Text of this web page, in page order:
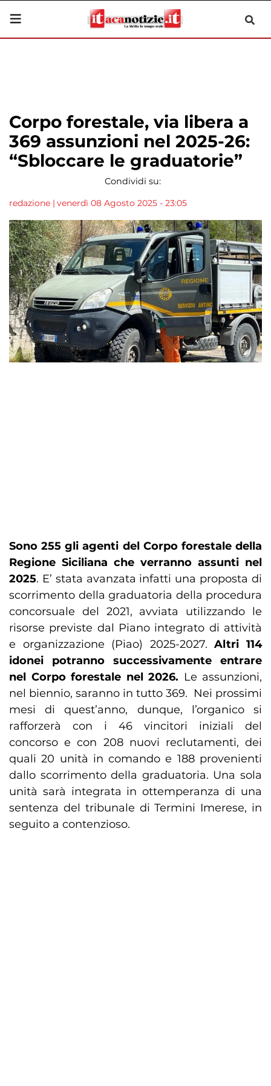
Corpo forestale, via libera a
369 assunzioni nel 2025-26:
“Sbloccare le graduatorie”
Condividi su:
redazione | venerdì 08 Agosto 2025 - 23:05
Sono 255 gli agenti del Corpo forestale della
Regione Siciliana che verranno assunti nel
2025. E’ stata avanzata infatti una proposta di
scorrimento della graduatoria della procedura
concorsuale del 2021, avviata utilizzando le
risorse previste dal Piano integrato di attività
e organizzazione (Piao) 2025-2027.Altri 114
idonei potranno successivamente entrare
nel Corpo forestale nel 2026. Le assunzioni,
nel biennio, saranno in tutto 369. Nei prossimi
mesi di quest’anno, dunque, l’organico si
rafforzerà con i 46 vincitori iniziali del
concorso e con 208 nuovi reclutamenti, dei
quali 20 unità in comando e 188 provenienti
dallo scorrimento della graduatoria. Una sola
unità sarà integrata in ottemperanza di una
sentenza del tribunale di Termini Imerese, in
seguito a contenzioso.